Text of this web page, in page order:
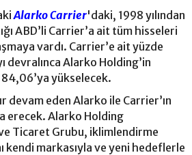
Alarko Carrier'daki, 1998 yılından
ABD’li Carrier’a ait tüm hisseleri
vardı. Carrier’e ait yüzde
devralınca Alarko Holding’in
yükselecek.
devam eden Alarko ile Carrier’ın
erecek. Alarko Holding
Ticaret Grubu, iklimlendirme
kendi markasıyla ve yeni hedeflerle